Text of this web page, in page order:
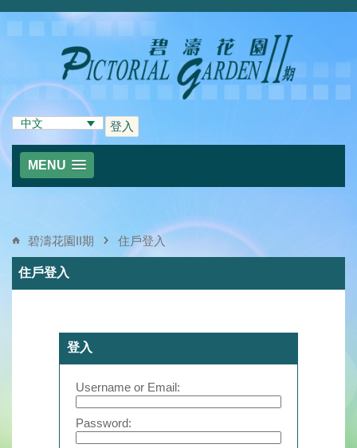
中文 登入
MENU
碧濤花園II期 住戶登入
住戶登入
登入
Username or Email:
Password: